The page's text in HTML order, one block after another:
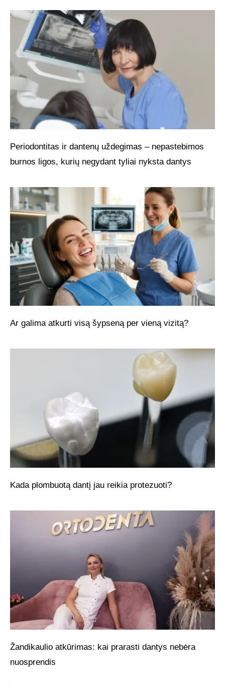
Periodontitas ir dantenų uždegimas – nepastebimos
burnos ligos, kurių negydant tyliai nyksta dantys
Ar galima atkurti visą šypseną per vieną vizitą?
Kada plombuotą dantį jau reikia protezuoti?
Žandikaulio atkūrimas: kai prarasti dantys nebėra
nuosprendis